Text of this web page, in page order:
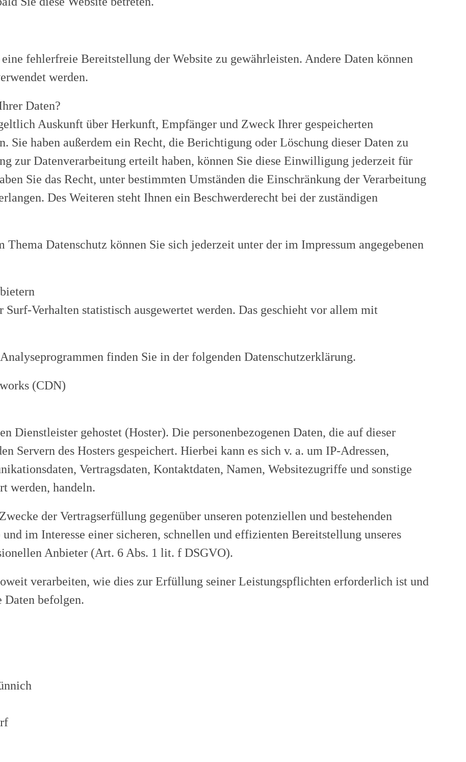
fehlerfreie Bereitstellung der Website zu gewährleisten. Andere Daten können
werden.
Daten?
Auskunft über Herkunft, Empfänger und Zweck Ihrer gespeicherten
Sie haben außerdem ein Recht, die Berichtigung oder Löschung dieser Daten zu
zur Datenverarbeitung erteilt haben, können Sie diese Einwilligung jederzeit für
Sie das Recht, unter bestimmten Umständen die Einschränkung der Verarbeitung
Des Weiteren steht Ihnen ein Beschwerderecht bei der zuständigen
Datenschutz können Sie sich jederzeit unter der im Impressum angegebenen
Verhalten statistisch ausgewertet werden. Das geschieht vor allem mit
finden Sie in der folgenden Datenschutzerklärung.
(CDN)
Dienstleister gehostet (Hoster). Die personenbezogenen Daten, die auf dieser
Servern des Hosters gespeichert. Hierbei kann es sich v. a. um IP-Adressen,
Vertragsdaten, Kontaktdaten, Namen, Websitezugriffe und sonstige
werden, handeln.
der Vertragserfüllung gegenüber unseren potenziellen und bestehenden
im Interesse einer sicheren, schnellen und effizienten Bereitstellung unseres
Anbieter (Art. 6 Abs. 1 lit. f DSGVO).
verarbeiten, wie dies zur Erfüllung seiner Leistungspflichten erforderlich ist und
Daten befolgen.